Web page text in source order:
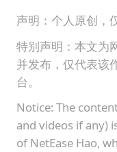
声明：个人原创，
特别声明：本文为
并发布，仅代表该
台。
Notice: The
and videos if any)
of NetEase Hao,